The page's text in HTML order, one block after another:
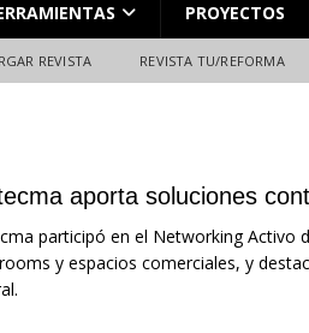
el profesional de la construcción
PROYECTOS
REVISTA REVISTA TU/REFORMA
aporta soluciones
participó en el Networking Activo
y espacios comerciales, y